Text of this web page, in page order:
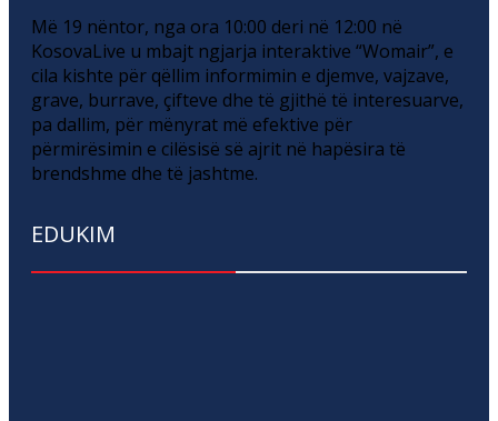
Më 19 nëntor, nga ora 10:00 deri në 12:00 në
KosovaLive u mbajt ngjarja interaktive “Womair”, e
cila kishte për qëllim informimin e djemve, vajzave,
grave, burrave, çifteve dhe të gjithë të interesuarve,
pa dallim, për mënyrat më efektive për
përmirësimin e cilësisë së ajrit në hapësira të
brendshme dhe të jashtme.
EDUKIM